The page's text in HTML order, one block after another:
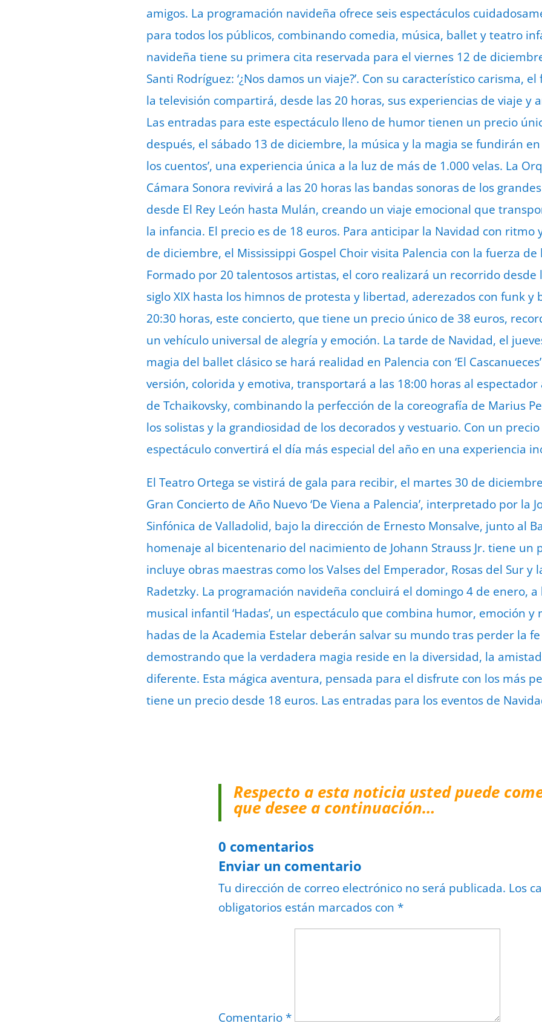
amigos. La programación navideña ofrece seis espectáculos
para todos los públicos, combinando comedia, música, ballet y teatro
navideña tiene su primera cita reservada para el viernes 12 de
Santi Rodríguez: ‘¿Nos damos un viaje?’. Con su característico carisma,
la televisión compartirá, desde las 20 horas, sus experiencias de viaje y
Las entradas para este espectáculo lleno de humor tienen un precio
después, el sábado 13 de diciembre, la música y la magia se fundirán en
los cuentos’, una experiencia única a la luz de más de 1.000 velas. La
Cámara Sonora revivirá a las 20 horas las bandas sonoras de los
desde El Rey León hasta Mulán, creando un viaje emocional que
la infancia. El precio es de 18 euros. Para anticipar la Navidad con ritmo
de diciembre, el Mississippi Gospel Choir visita Palencia con la fuerza de
Formado por 20 talentosos artistas, el coro realizará un recorrido desde
siglo XIX hasta los himnos de protesta y libertad, aderezados con funk y
20:30 horas, este concierto, que tiene un precio único de 38 euros,
un vehículo universal de alegría y emoción. La tarde de Navidad, el
magia del ballet clásico se hará realidad en Palencia con ‘El
versión, colorida y emotiva, transportará a las 18:00 horas al
de Tchaikovsky, combinando la perfección de la coreografía de Marius
los solistas y la grandiosidad de los decorados y vestuario. Con un
espectáculo convertirá el día más especial del año en una experiencia
El Teatro Ortega se vistirá de gala para recibir, el martes 30 de
Gran Concierto de Año Nuevo ‘De Viena a Palencia’, interpretado por la
Sinfónica de Valladolid, bajo la dirección de Ernesto Monsalve, junto al
homenaje al bicentenario del nacimiento de Johann Strauss Jr. tiene un
incluye obras maestras como los Valses del Emperador, Rosas del Sur y
Radetzky. La programación navideña concluirá el domingo 4 de enero, a
musical infantil ‘Hadas’, un espectáculo que combina humor, emoción y
hadas de la Academia Estelar deberán salvar su mundo tras perder la
demostrando que la verdadera magia reside en la diversidad, la
diferente. Esta mágica aventura, pensada para el disfrute con los más
tiene un precio desde 18 euros. Las entradas para los eventos de
Respecto a esta noticia usted puede
que desee a continuación…
0 comentarios
Enviar un comentario
Tu dirección de correo electrónico no será publicada. Los
obligatorios están marcados con *
Comentario *